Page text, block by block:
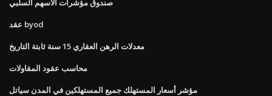
صندوق مؤشرات الأسهم السلبي
عقد byod
معدلات الرهن العقاري 15 سنة ثابتة التاريخ
محاسب عقود المقاولات
مؤشر أسعار المستهلك جميع المستهلكين في المدن سياتل